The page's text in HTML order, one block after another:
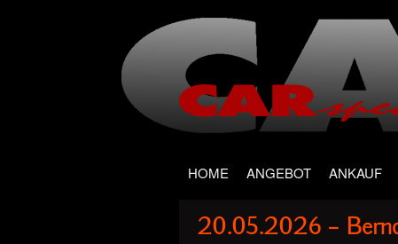
content
HOME ANGEBOT ANKAUF
20.05.2026 –